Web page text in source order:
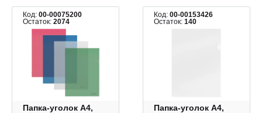
Код: 00-00075200
Остаток: 2074
Папка-уголок А4,
Код:00-00153426
Остаток:140
Папка-уголок А4,